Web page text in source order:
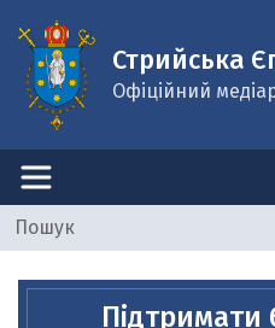
Стрийська
Офіційний
Підтримати